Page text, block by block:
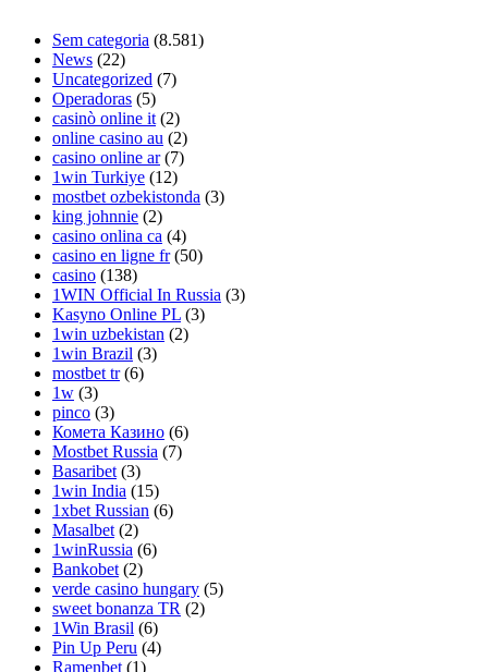
Sem categoria (8.581)
News (22)
Uncategorized (7)
Operadoras (5)
casinò online it (2)
online casino au (2)
casino online ar(7)
1win Turkiye (12)
mostbet ozbekistonda (3)
king johnnie (2)
casino onlina ca (4)
casino en ligne fr(50)
casino (138)
1WIN Official In Russia (3)
Kasyno Online PL (3)
1win uzbekistan (2)
1win Brazil (3)
mostbet tr(6)
1w (3)
pinco (3)
Комета Казино (6)
Mostbet Russia (7)
Basaribet (3)
1win India (15)
1xbet Russian (6)
Masalbet (2)
1winRussia (6)
Bankobet (2)
verde casino hungary (5)
sweet bonanza TR (2)
1Win Brasil (6)
Pin Up Peru (4)
Ramenbet (1)